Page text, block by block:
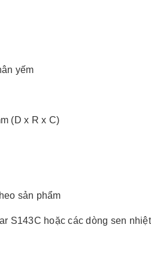
yếm
(D x R x C)
sản phẩm
S143C hoặc các dòng sen